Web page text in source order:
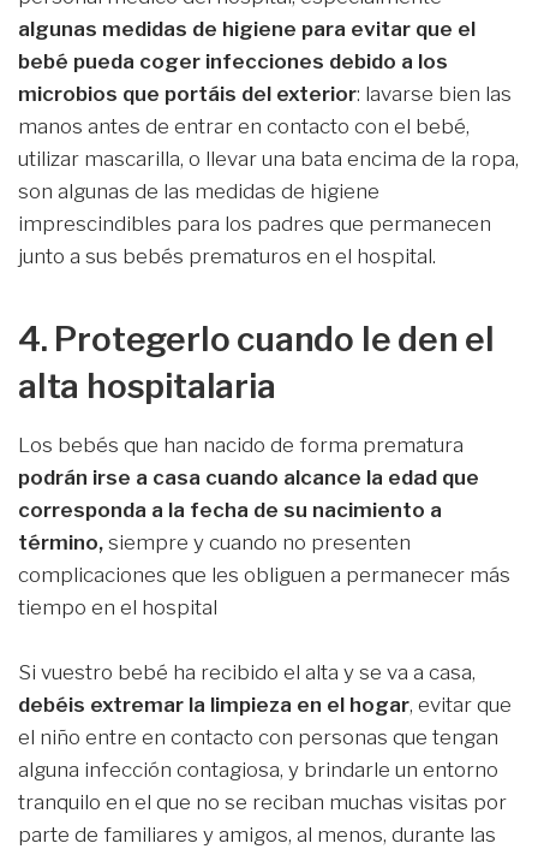
algunas medidas de higiene para evitar que el
bebé pueda coger infecciones debido a los
microbios que portáis del exterior: lavarse bien las
manos antes de entrar en contacto con el bebé,
utilizar mascarilla, o llevar una bata encima de la ropa,
son algunas de las medidas de higiene
imprescindibles para los padres que permanecen
junto a sus bebés prematuros en el hospital.
4. Protegerlo cuando le den el
alta hospitalaria
Los bebés que han nacido de forma prematura
podrán irse a casa cuando alcance la edad que
corresponda a la fecha de su nacimiento a
término, siempre y cuando no presenten
complicaciones que les obliguen a permanecer más
tiempo en el hospital
Si vuestro bebé ha recibido el alta y se va a casa,
debéis extremar la limpieza en el hogar, evitar que
el niño entre en contacto con personas que tengan
alguna infección contagiosa, y brindarle un entorno
tranquilo en el que no se reciban muchas visitas por
parte de familiares y amigos, al menos, durante las